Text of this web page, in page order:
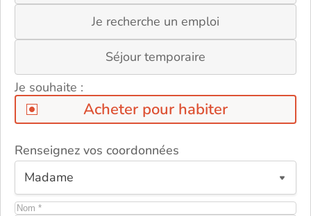
Je recherche un emploi
Séjour temporaire
Je souhaite :
Acheter pour habiter
Renseignez vos coordonnées